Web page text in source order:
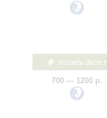
Купить билет
700 — 1200 р.